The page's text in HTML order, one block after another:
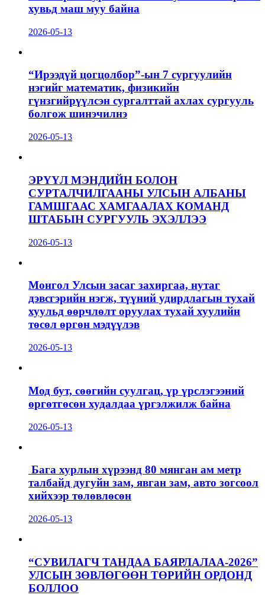
хувьд маш муу байна
2026-05-13
“Ирээдүй цогцолбор”-ын 7 сургуулийн
нэгийг математик, физикийн
гүнзгийрүүлсэн сургалттай ахлах сургууль
болгож шинэчилнэ
2026-05-13
ЭРҮҮЛ МЭНДИЙН БОЛОН
СУРТАЛЧИЛГААНЫ УЛСЫН АЛБАНЫ
ГАМШГААС ХАМГААЛАХ КОМАНД
ШТАБЫН СУРГУУЛЬ ЭХЭЛЛЭЭ
2026-05-13
Монгол Улсын засаг захиргаа, нутаг
дэвсгэрийн нэгж, түүний удирдлагын тухай
хуульд өөрчлөлт оруулах тухай хуулийн
төсөл өргөн мэдүүлэв
2026-05-13
Мод бут, сөөгийн суулгац, үр үрслэгээний
өргөтгөсөн худалдаа үргэлжилж байна
2026-05-13
Бага хурлын хүрээнд 80 мянган ам метр
талбайд дугуйн зам, явган зам, авто зогсоол
хийхээр төлөвлөсөн
2026-05-13
“СУВИЛАГЧ ТАНДАА БАЯРЛАЛАА-2026”
УЛСЫН ЗӨВЛӨГӨӨН ТӨРИЙН ОРДОНД
БОЛЛОО